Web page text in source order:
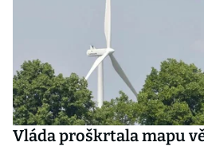
Vláda proškrtala mapu